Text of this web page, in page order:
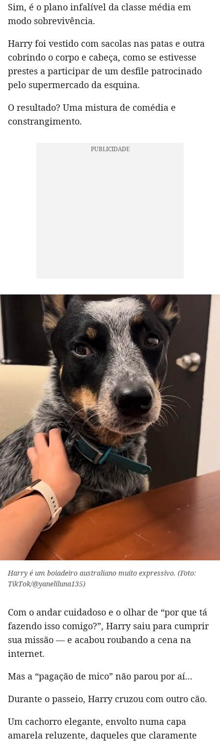
Sim, é o plano infalível da classe média em
modo sobrevivência.
Harry foi vestido com sacolas nas patas e outra
cobrindo o corpo e cabeça, como se estivesse
prestes a participar de um desfile patrocinado
pelo supermercado da esquina.
O resultado? Uma mistura de comédia e
constrangimento.
Harry é um boiadeiro australiano muito expressivo. (Foto:
TikTok/@yaneliluna135)
Com o andar cuidadoso e o olhar de “por que tá
fazendo isso comigo?”, Harry saiu para cumprir
sua missão — e acabou roubando a cena na
internet.
Mas a “pagação de mico” não parou por aí...
Durante o passeio, Harry cruzou com outro cão.
Um cachorro elegante, envolto numa capa
amarela reluzente, daqueles que claramente